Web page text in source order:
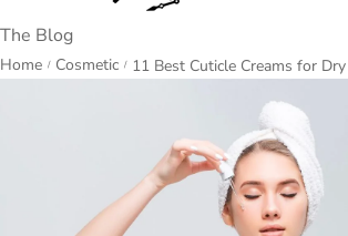
The Blog
Home / Cosmetic / 11 Best Cuticle Creams for